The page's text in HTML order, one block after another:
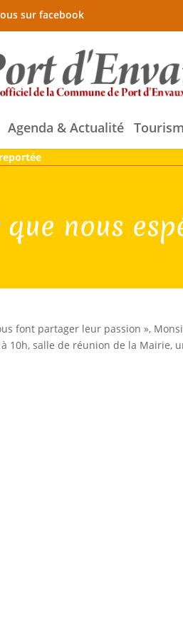
sur facebook
Agenda & Actualité
nous
font partager leur passion »,
10h, salle de réunion de la Mairie,